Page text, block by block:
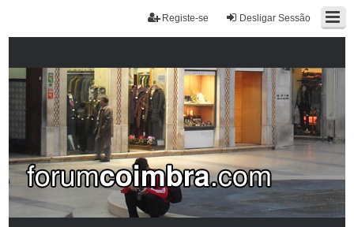
Desligar Sessão
Registe-se